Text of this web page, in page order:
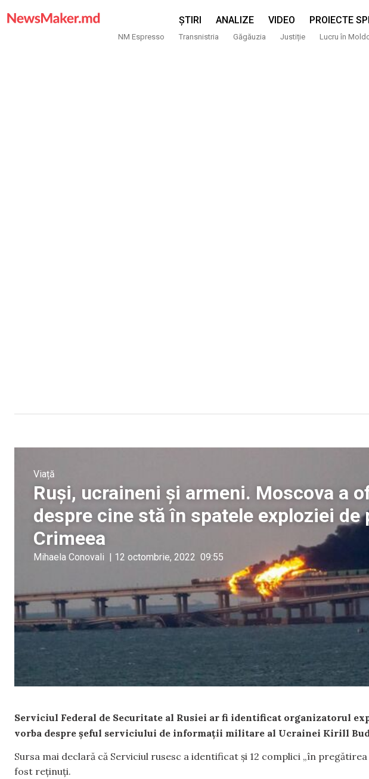
ȘTIRI ANALIZE VIDEO PROIECTE
NM Espresso Transnistria Găgăuzia Justiție Lucru în
Viață
Ruși, ucraineni și armeni. Moscova a
despre cine stă în spatele exploziei de
Crimeea
Mihaela Conovali | 12 octombrie, 2022 09:55
Serviciul Federal de Securitate al Rusiei ar fi identificat organizatorul
vorba despre șeful serviciului de informații militare al Ucrainei Kirill
Sursa mai declară că Serviciul rusesc a identificat și 12 complici „în
fost reținuți.